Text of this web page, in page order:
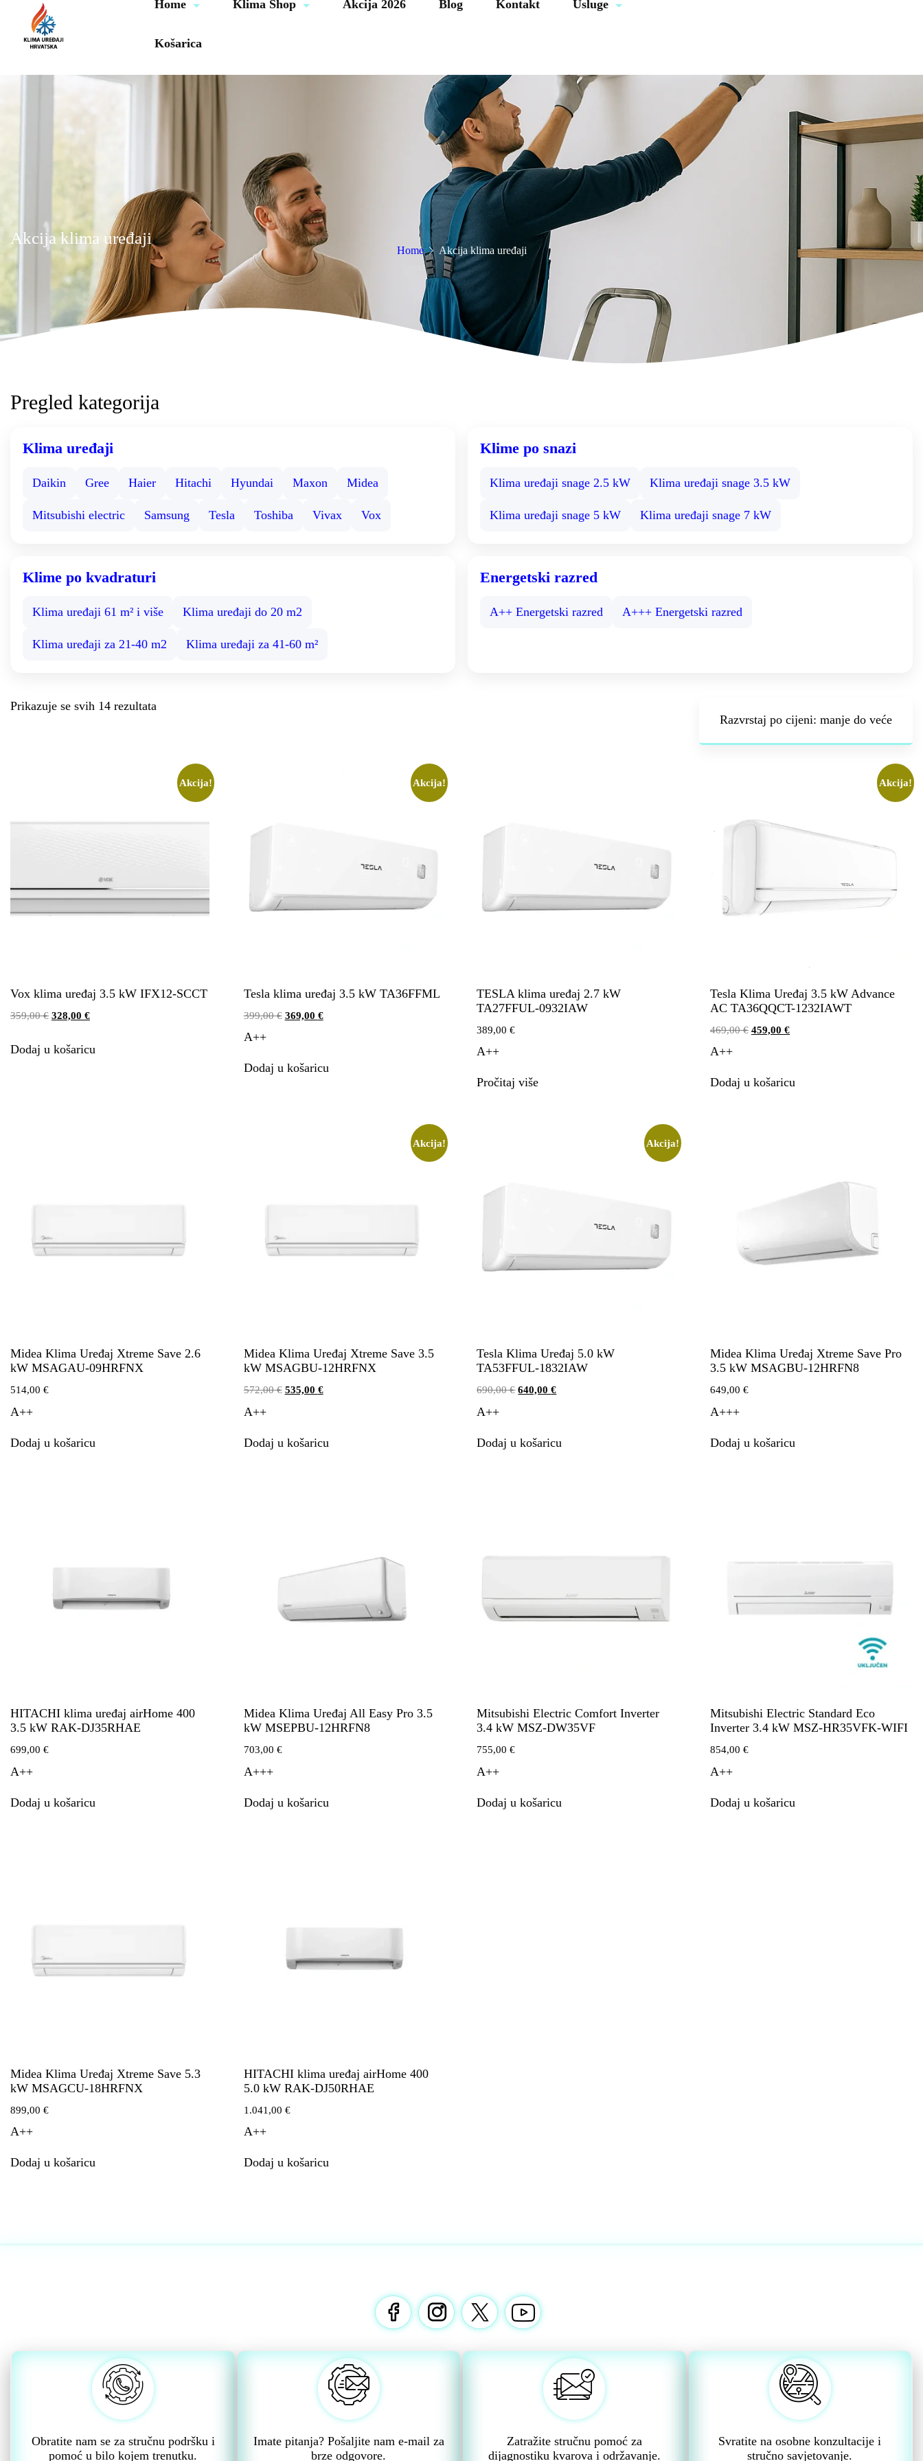
Home Klima Shop Akcija 2026 Blog Kontakt Usluge
Košarica
0000
Akcija klima uređaji
Home Akcija klima uređaji
Pregled kategorija
Klima uređaji
Daikin Gree Haier Hitachi Hyundai Maxon Midea
Mitsubishi electric Samsung Tesla Toshiba Vivax Vox
Klime po snazi
Klima uređaji snage 2.5 kW Klima uređaji snage 3.5 kW
Klima uređaji snage 5 kW Klima uređaji snage 7 kW
Klime po kvadraturi
Klima uređaji 61 m² i više Klima uređaji do 20 m2
Klima uređaji za 21-40 m2 Klima uređaji za 41-60 m²
Energetski razred
A++ Energetski razred A+++ Energetski razred
Prikazuje se svih 14 rezultata
Akcija!
Vox klima uređaj 3.5 kW IFX12-SCCT
359,00€ 328,00 €
Dodaj u košaricu
Akcija!
Tesla klima uređaj 3.5 kW TA36FFML
399,00€ 369,00 €
A++
Dodaj u košaricu
TESLA klima uređaj 2.7 kW
TA27FFUL-0932IAW
389,00€
A++
Pročitaj više
Akcija!
Tesla Klima Uređaj 3.5 kW Advance
AC TA36QQCT-1232IAWT
469,00€ 459,00 €
A++
Dodaj u košaricu
Midea Klima Uređaj Xtreme Save 2.6
kW MSAGAU-09HRFNX
514,00 €
A++
Dodaj u košaricu
Akcija!
Midea Klima Uređaj Xtreme Save 3.5
kW MSAGBU-12HRFNX
572,00€ 535,00 €
A++
Dodaj u košaricu
Akcija!
Tesla Klima Uređaj 5.0 kW
TA53FFUL-1832IAW
690,00€ 640,00€
A++
Dodaj u košaricu
Midea Klima Uređaj Xtreme Save Pro
3.5 kW MSAGBU-12HRFN8
649,00 €
A+++
Dodaj u košaricu
HITACHI klima uređaj airHome 400
3.5 kW RAK-DJ35RHAE
699,00 €
A++
Dodaj u košaricu
Midea Klima Uređaj All Easy Pro 3.5
kW MSEPBU-12HRFN8
703,00 €
A+++
Dodaj u košaricu
Mitsubishi Electric Comfort Inverter
3.4 kW MSZ-DW35VF
755,00€
A++
Dodaj u košaricu
Mitsubishi Electric Standard Eco
Inverter 3.4 kW MSZ-HR35VFK-WIFI
854,00 €
A++
Dodaj u košaricu
Midea Klima Uređaj Xtreme Save 5.3
kW MSAGCU-18HRFNX
899,00 €
A++
Dodaj u košaricu
HITACHI klima uređaj airHome 400
5.0 kW RAK-DJ50RHAE
1.041,00 €
A++
Dodaj u košaricu
Obratite nam se za stručnu podršku i
pomoć u bilo kojem trenutku.
Imate pitanja? Pošaljite nam e-mail za
brze odgovore.
Zatražite stručnu pomoć za
dijagnostiku kvarova i održavanje.
Svratite na osobne konzultacije i
stručno savjetovanje.